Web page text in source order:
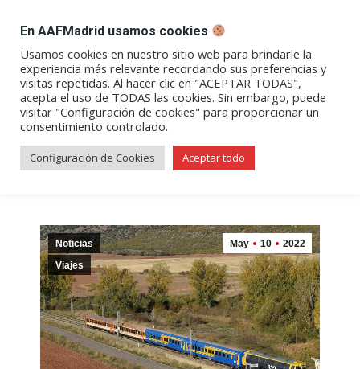
Abrir
enlace
en
una
ventana/pestaña
Abrir
enlace
en
una
ventana/pestaña
Abrir
enlace
en
una
ventana/pestaña
Abrir
enlace
en
una
Abrir
enlace
en
una
Archivos de etiqueta:
Salamanca
May 10 2022
Noticias
Viajes
En AAFMadrid usamos cookies
Usamos cookies en nuestro sitio web para brindarle la
experiencia más relevante recordando sus preferencias y
visitas repetidas. Al hacer clic en "ACEPTAR TODAS",
acepta el uso de TODAS las cookies. Sin embargo, puede
visitar "Configuración de cookies" para proporcionar un
consentimiento controlado.
Configuración de Cookies Aceptar todo